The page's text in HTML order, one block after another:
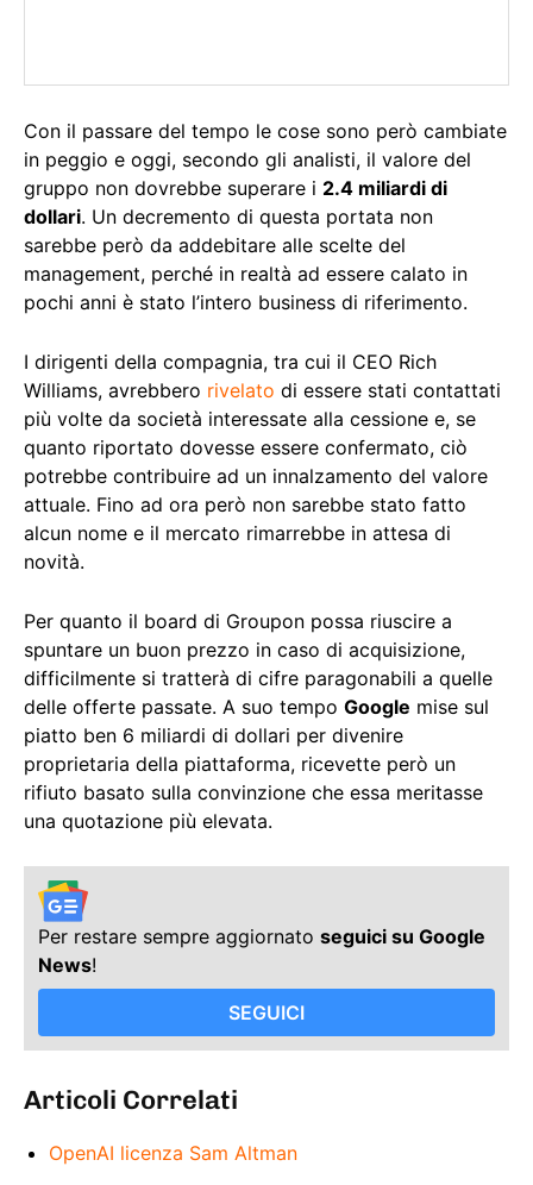
Con il passare del tempo le cose sono però cambiate
in peggio e oggi, secondo gli analisti, il valore del
gruppo non dovrebbe superare i 2.4 miliardi di
dollari. Un decremento di questa portata non
sarebbe però da addebitare alle scelte del
management, perché in realtà ad essere calato in
pochi anni è stato l’intero business di riferimento.
I dirigenti della compagnia, tra cui il CEO Rich
Williams, avrebbero rivelato di essere stati contattati
più volte da società interessate alla cessione e, se
quanto riportato dovesse essere confermato, ciò
potrebbe contribuire ad un innalzamento del valore
attuale. Fino ad ora però non sarebbe stato fatto
alcun nome e il mercato rimarrebbe in attesa di
novità.
Per quanto il board di Groupon possa riuscire a
spuntare un buon prezzo in caso di acquisizione,
difficilmente si tratterà di cifre paragonabili a quelle
delle offerte passate. A suo tempo Google mise sul
piatto ben 6 miliardi di dollari per divenire
proprietaria della piattaforma, ricevette però un
rifiuto basato sulla convinzione che essa meritasse
una quotazione più elevata.
Per restare sempre aggiornato seguici su Google
News!
SEGUICI
Articoli Correlati
OpenAI licenza Sam Altman